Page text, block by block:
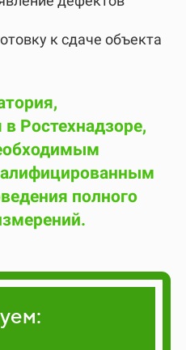
к сдаче объекта
в Ростехнадзоре,
полного